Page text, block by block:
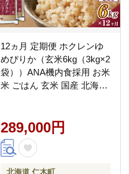
12ヵ月 定期便 ホクレンゆ
めぴりか（玄米6kg（3kg×2
袋））ANA機内食採用 お米
米 ごはん 玄米 国産 北海道
289,000円
北海道 仁木町